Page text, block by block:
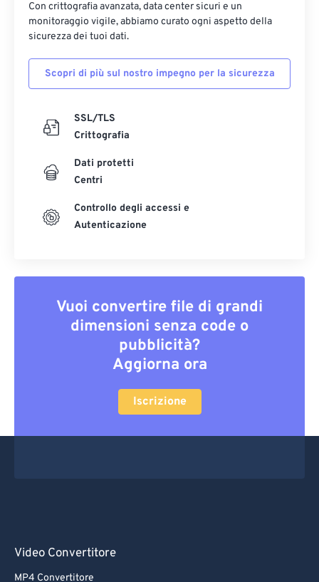
Con crittografia avanzata, data center sicuri e un
monitoraggio vigile, abbiamo curato ogni aspetto della
sicurezza dei tuoi dati.
Scopri di più sul nostro impegno per la sicurezza
SSL/TLS
Crittografia
Dati protetti
Centri
Controllo degli accessi e
Autenticazione
Vuoi convertire file di grandi
dimensioni senza code o
pubblicità?
Aggiorna ora
Iscrizione
Video Convertitore
MP4 Convertitore